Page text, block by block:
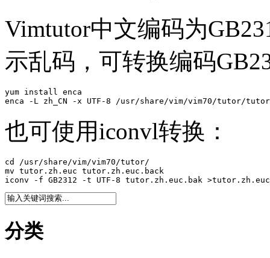
Vimtutor中文编码为
示乱码，可转换编码
yum install enca
enca -L zh_CN -x UTF-8 /usr/share/vim/vim70/tutor/
也可使用iconvl转换：
cd /usr/share/vim/vim70/tutor/
mv tutor.zh.euc tutor.zh.euc.back
iconv -f GB2312 -t UTF-8 tutor.zh.euc.bak >tutor.zh.euc
分类